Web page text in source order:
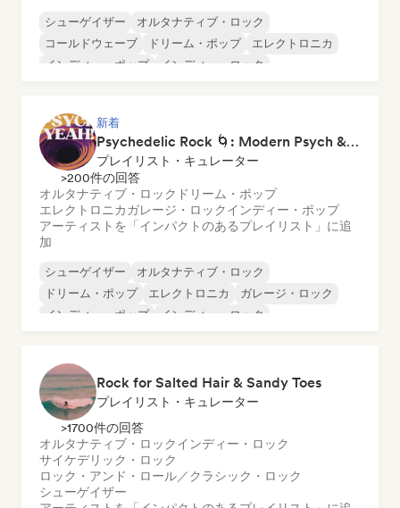
シューゲイザー
オルタナティブ・ロック
コールドウェーブ
ドリーム・ポップ
エレクトロニカ
インディー・ポップ
インディー・ロック
新着
Psychedelic Rock 🌀: Modern Psych & Turkish Vibes
プレイリスト・キュレーター
>200件の回答
オルタナティブ・ロック ドリーム・ポップ
エレクトロニカガレージ・ロックインディー・ポップ
アーティストを「インパクトのあるプレイリスト」に追
加
シューゲイザー
オルタナティブ・ロック
ドリーム・ポップ
エレクトロニカ
ガレージ・ロック
インディー・ポップ
インディー・ロック
Rock for Salted Hair & Sandy Toes
プレイリスト・キュレーター
>1700件の回答
オルタナティブ・ロックインディー・ロック
サイケデリック・ロック
ロック・アンド・ロール／クラシック・ロック
シューゲイザー